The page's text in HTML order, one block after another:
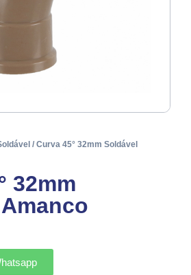
/ Curva 45° 32mm Soldável
32mm